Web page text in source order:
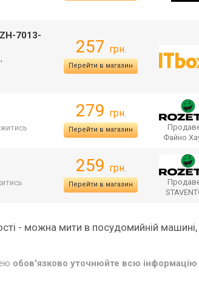
ZH-7013-
257 грн.
Перейти в магазин
279 грн.
Перейти в магазин
Файно
259 грн.
Перейти в магазин
- можна мити в посудомийній машині,
обов'язково уточнюйте всю